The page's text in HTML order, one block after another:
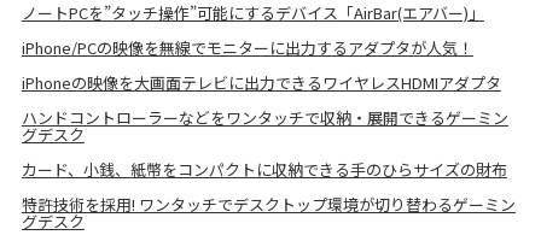
ノートPCを”タッチ操作”可能にするデバイス「AirBar(エアバー)」
iPhone/PCの映像を無線でモニターに出力するアダプタが人気！
iPhoneの映像を大画面テレビに出力できるワイヤレスHDMIアダプタ
ハンドコントローラーなどをワンタッチで収納・展開できるゲーミン
グデスク
カード、小銭、紙幣をコンパクトに収納できる手のひらサイズの財布
特許技術を採用! ワンタッチでデスクトップ環境が切り替わるゲーミン
グデスク